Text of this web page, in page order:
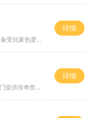
《传奇世界元神复古版本》是一款备受玩家热爱的传奇类角色扮演游戏，以其独特的玩法和丰富的游戏内容，吸引了无数玩家的关注和参与。本文将为大家详细介绍《传奇世界元神复古
详情
新开传奇世界sf发布网站是一个专门提供传奇世界私服游戏的网站。传奇世界是一款非常经典的网络游戏，自推出以来就受到了广大玩家的喜爱。而私服版本则是基于原版游戏进行二次开
详情